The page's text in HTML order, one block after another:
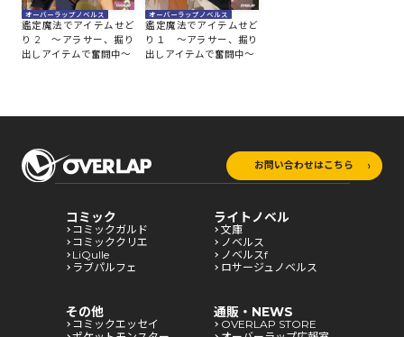
オーバーラップノベルス
鑑定魔法でアイテムせど
り 2 ～アラサー、掘り
出しアイテムで奮闘中～
オーバーラップノベルス
鑑定魔法でアイテムせど
り１ ～アラサー、掘り
出しアイテムで奮闘中～
お問い合わせはこちら
コミック
コミックガルド
コミッククリエ
LiQulle
ラブパルフェ
ライトノベル
文庫
ノベルス
ノベルスf
ロサージュノベルス
その他
コミックエッセイ
通販・NEWS
OVERLAP STORE